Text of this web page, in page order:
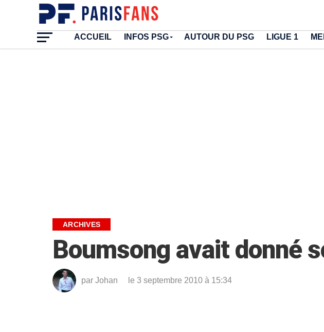
ACCUEIL INFOS PSG AUTOUR DU PSG LIGUE 1
ARCHIVES
Boumsong avait donné
par Johan le 3 septembre 2010 à 15:34